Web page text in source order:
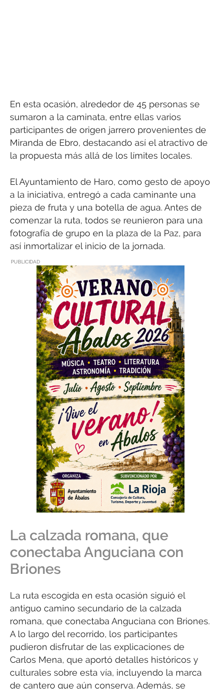
En esta ocasión, alrededor de 45 personas se
sumaron a la caminata, entre ellas varios
participantes de origen jarrero provenientes de
Miranda de Ebro, destacando así el atractivo de
la propuesta más allá de los límites locales.
El Ayuntamiento de Haro, como gesto de apoyo
a la iniciativa, entregó a cada caminante una
pieza de fruta y una botella de agua. Antes de
comenzar la ruta, todos se reunieron para una
fotografía de grupo en la plaza de la Paz, para
así inmortalizar el inicio de la jornada.
PUBLICIDAD
La calzada romana, que
conectaba Anguciana con
Briones
La ruta escogida en esta ocasión siguió el
antiguo camino secundario de la calzada
romana, que conectaba Anguciana con Briones.
A lo largo del recorrido, los participantes
pudieron disfrutar de las explicaciones de
Carlos Mena, que aportó detalles históricos y
culturales sobre esta vía, incluyendo la marca
de cantero que aún conserva. Además, se